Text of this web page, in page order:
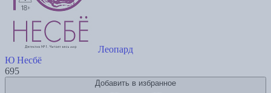
Леопард
Ю Несбё
695
Добавить в избранное